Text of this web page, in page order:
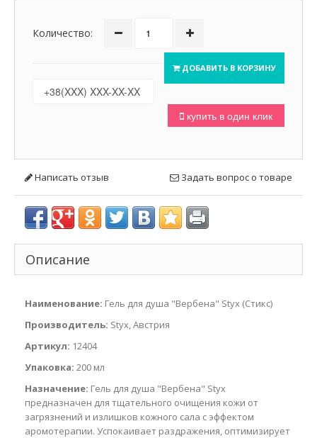
Количество:
ДОБАВИТЬ В КОРЗИНУ
купить в один клик
Написать отзыв Задать вопрос о товаре
Описание
Наименование: Гель для душа "Вербена" Styx (Стикс)
Производитель: Styx, Австрия
Артикул: 12404
Упаковка: 200 мл
Назначение: Гель для душа "Вербена" Styx
предназначен для тщательного очищения кожи от
загрязнений и излишков кожного сала с эффектом
аромотерапии. Успокаивает раздражения, оптимизирует